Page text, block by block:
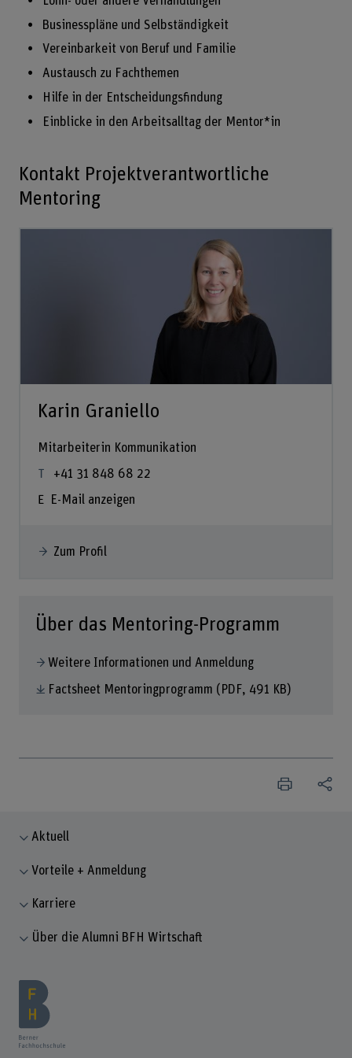
Businesspläne und Selbständigkeit
Vereinbarkeit von Beruf und Familie
Austausch zu Fachthemen
Hilfe in der Entscheidungsfindung
Einblicke in den Arbeitsalltag der Mentor*in
Kontakt Projektverantwortliche
Mentoring
Karin Graniello
Mitarbeiterin Kommunikation
+41 31 848 68 22
E-Mail anzeigen
Zum Profil
Über das Mentoring-Programm
Weitere Informationen und Anmeldung
Factsheet Mentoringprogramm (PDF, 491 KB)
Aktuell
Vorteile + Anmeldung
Karriere
Über die Alumni BFH Wirtschaft